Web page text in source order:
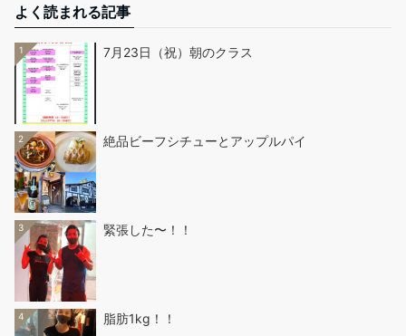
よく読まれる記事
1 7月23日（祝）朝のクラス
2 絶品ビーフシチューとアップルパイ
3 緊張した〜！！
4 脂肪1kg！！